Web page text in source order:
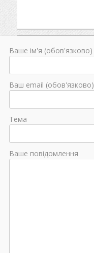
Ваше ім'я (обов'язково)
Ваш email (обов'язково)
Тема
Ваше повідомлення